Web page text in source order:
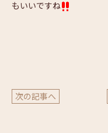
もいいですね
次の記事へ